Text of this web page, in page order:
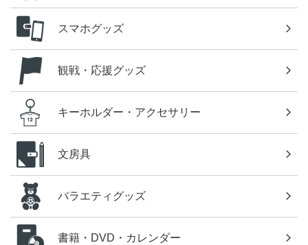
スマホグッズ
観戦・応援グッズ
キーホルダー・アクセサリー
文房具
バラエティグッズ
書籍・DVD・カレンダー